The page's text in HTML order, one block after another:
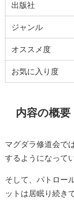
出版社
ジャンル
オススメ度
お気に入り度
内容の概要
マグダラ修道会で
するようになって
そして、パトロー
ットは居眠り続き